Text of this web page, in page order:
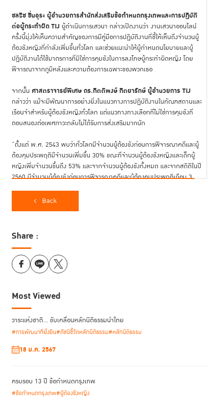
ชลธิช ชื่นอุระ ผู้อำนวยการสำนักส่งเสริมข้อกำหนดกรุงเทพและการปฏิบัติ
ต่อผู้กระทำผิด TIJ ผู้ดำเนินการเสวนา กล่าวเปิดงานว่า งานเสวนาออนไลน์
ครั้งนี้มุ่งให้เห็นความสำคัญของการมีคู่มือการปฏิบัติงานที่ชี้ให้เห็นถึงจำนวนผู้
ต้องขังหญิงที่กำลังเพิ่มขึ้นทั่วโลก และช่วยแนะนำให้ผู้กำหนดนโยบายและผู้
ปฏิบัติงานได้ใช้มาตรการที่มิใช่การคุมขังในการลงโทษผู้กระทำผิดหญิง โดย
พิจารณาจากภูมิหลังและความต้องการเฉพาะของพวกเธอ
จากนั้น ศาสตราจารย์พิเศษ ดร.กิตติพงษ์ กิตยารักษ์ ผู้อำนวยการ TIJ
กล่าวว่า แม้จะมีพัฒนาการอย่างยิ่งในแนวทางการปฏิบัติงานในทัณฑสถานและ
เรือนจำสำหรับผู้ต้องขังหญิงทั่วโลก แต่แนวทางทางเลือกที่ไม่ใช่การคุมขังที่
ตอบสนองต่อเพศภาวะกลับไม่ได้รับการส่งเสริมมากนัก
“ตั้งแต่ พ.ศ. 2543 พบว่าทั่วโลกมีจำนวนผู้ต้องขังก่อนการพิจารณาคดีและผู้
ต้องคุมประพฤติมีจำนวนเพิ่มขึ้น 30% ขณะที่จำนวนผู้ต้องขังหญิงและเด็กผู้
หญิงเพิ่มจำนวนขึ้นถึง 53% และจากจำนวนผู้ต้องขังทั้งหมด และจากสถิติในปี
2560 มีจำนวนผู้ต้องขังก่อนการพิจารณาคดีและผู้ต้องคุมประพฤติเกือบ 3
พิจารณาคดีมีจำนวนเท่ากับหรือสูงกว่าผู้ต้องขังหญิงที่ถูกตัดสินโทษแล้ว และ
พบว่าจำนวนผู้ต้องขังหญิงในกลุ่มนี้มีแนวโน้มเพิ่มขึ้นเมื่อเทียบกับผู้ต้องขังชาย
ว่า เราจำเป็นต้องพัฒนาแนวทางทั้งระยะสั้นและระยะยาว เพื่อแก้ไขปัญหาผู้ต้อง
ขังล้นเรือนจำ และต้องมีการเปลี่ยนทิศทางการพิจารณาคดีในกระบวนการ
ยุติธรรมทางอาญา โดยทบทวนถึงวัตถุประสงค์ที่แท้จริงของการลงโทษด้วยการ
จำคุก
ป้องกันยาเสพติดและปราบปรามอาชญากรรมแห่งสหประชาชาติ (UNODC) ได้
กล่าวถึงภูมิหลังของการอนุวัติข้อกำหนดสหประชาชาติว่าด้วยการปฏิบัติต่อผู้
ต้องขังหญิงและมาตรการที่มิใช่การคุมขังต่อผู้กระทำผิดหญิง หรือข้อกำหนด
กรุงเทพ เมื่อ 10 ปีก่อนหน้านี้ว่า มีเป้าหมายเพื่อนำมิติทางเพศภาวะมาใช้ใน
ผิดหญิง โดยได้เน้นย้ำถึงความสำคัญของการเป็นส่วนหนึ่งของสังคมที่มีการ
“ผู้ต้องขังหญิงหลายคนกระทำความผิดสถานเบา และส่วนใหญ่มีแนวโน้มไม่
เป็นภัยต่อสังคม การลงโทษด้วยการคุมขังจึงเป็นอุปสรรคต่อการฟื้นฟูและ
Back
Share :
Most Viewed
วาระแห่งชาติ… ขับเคลื่อนหลักนิติธรรมนำไทย
#การพัฒนาที่ยั่งยืน#ดัชนีชี้วัดหลักนิติธรรม#หลักนิติธรรม
18 ม.ค. 2567
ครบรอบ 13 ปี ข้อกำหนดกรุงเทพ
#ข้อกำหนดกรุงเทพ#ผู้ต้องขังหญิง